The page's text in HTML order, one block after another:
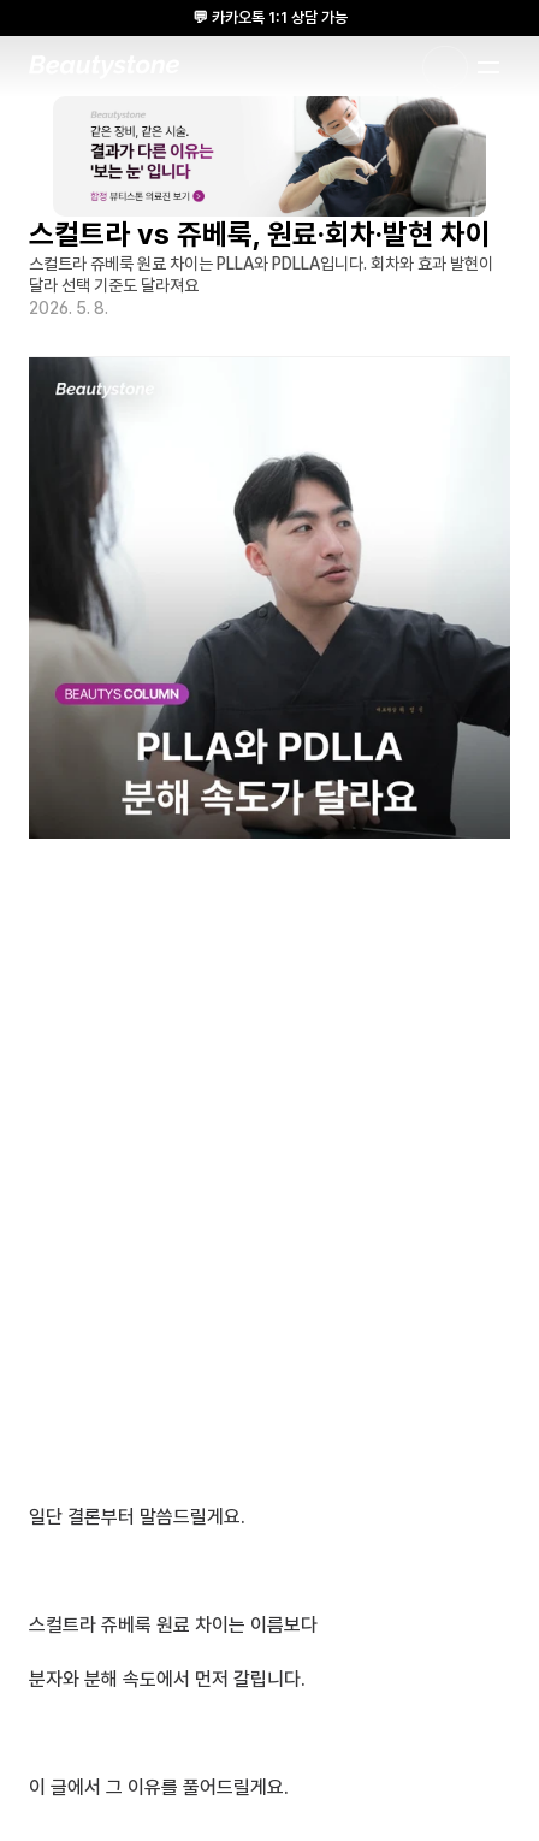
스컬트라 vs 쥬베룩, 원료·회차·발현 차이
스컬트라 쥬베룩 원료 차이는 PLLA와 PDLLA입니다. 회차와 효과 발현이
달라 선택 기준도 달라져요
2026. 5. 8.
일단 결론부터 말씀드릴게요.
스컬트라 쥬베룩 원료 차이는 이름보다
분자와 분해 속도에서 먼저 갈립니다.
이 글에서 그 이유를 풀어드릴게요.
💬 카카오톡 1:1 상담 가능
🌸 뷰티스톤의원 메디톡스 방콕 Cadaver workshop 참석 🌸